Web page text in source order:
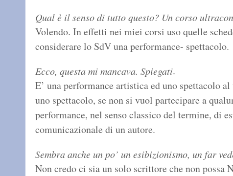
Qual è il senso di tutto questo? Un corso
Volendo. In effetti nei miei corsi uso quelle
considerare lo SdV una performance- spettacolo.
Ecco, questa mi mancava. Spiegati.
E’ una performance artistica ed uno spettacolo
uno spettacolo, se non si vuol partecipare a
performance, nel senso classico del termine, di
comunicazionale di un autore.
Sembra anche un po’ un esibizionismo, un far
Non credo ci sia un solo scrittore che non possa